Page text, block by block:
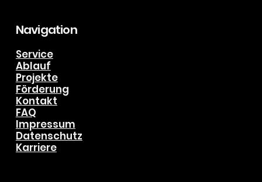
Navigation
Service
Ablauf
Projekte
Förderung
Kontakt
FAQ